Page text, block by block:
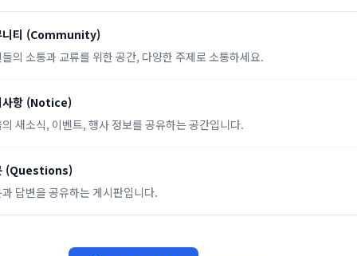
티 (Community)
의 소통과 교류를 위한 공간, 다양한 주제로 소통하세요.
항 (Notice)
의 새소식, 이벤트, 행사 정보를 공유하는 공간입니다.
(Questions)
답변을 공유하는 게시판입니다.